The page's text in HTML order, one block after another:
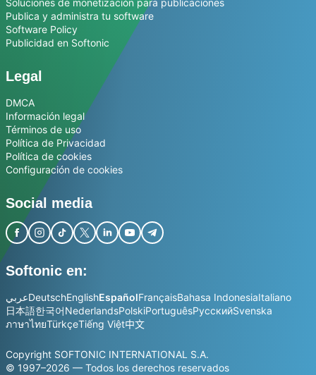
Soluciones de monetización para publicaciones
Publica y administra tu software
Software Policy
Publicidad en Softonic
Legal
DMCA
Información legal
Términos de uso
Política de Privacidad
Política de cookies
Configuración de cookies
Social media
Softonic en:
عربيDeutschEnglishEspañolFrançaisBahasa IndonesiaItaliano
日本語한국어NederlandsPolskiPortuguêsРусскийSvenska
ภาษาไทยTürkçeTiếng Việt中文
Copyright SOFTONIC INTERNATIONAL S.A.
© 1997–2026 — Todos los derechos reservados